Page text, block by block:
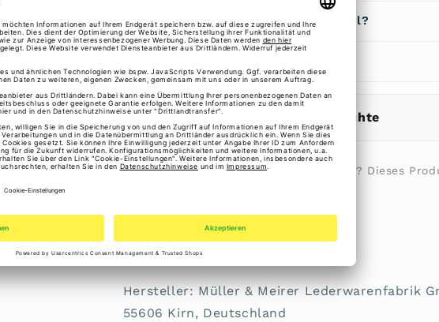
Brauchst du Hilfe bei der Auswahl?
ℹ️ Gesetzliche Gewährleistungsrechte
Erstmal Freunde oder Familie fragen? Dieses
Mini Börse 4060001479 von Maitre
Angaben zur Produktsicherheit:
Hersteller: Müller & Meirer Lederwarenfabrik
55606 Kirn, Deutschland